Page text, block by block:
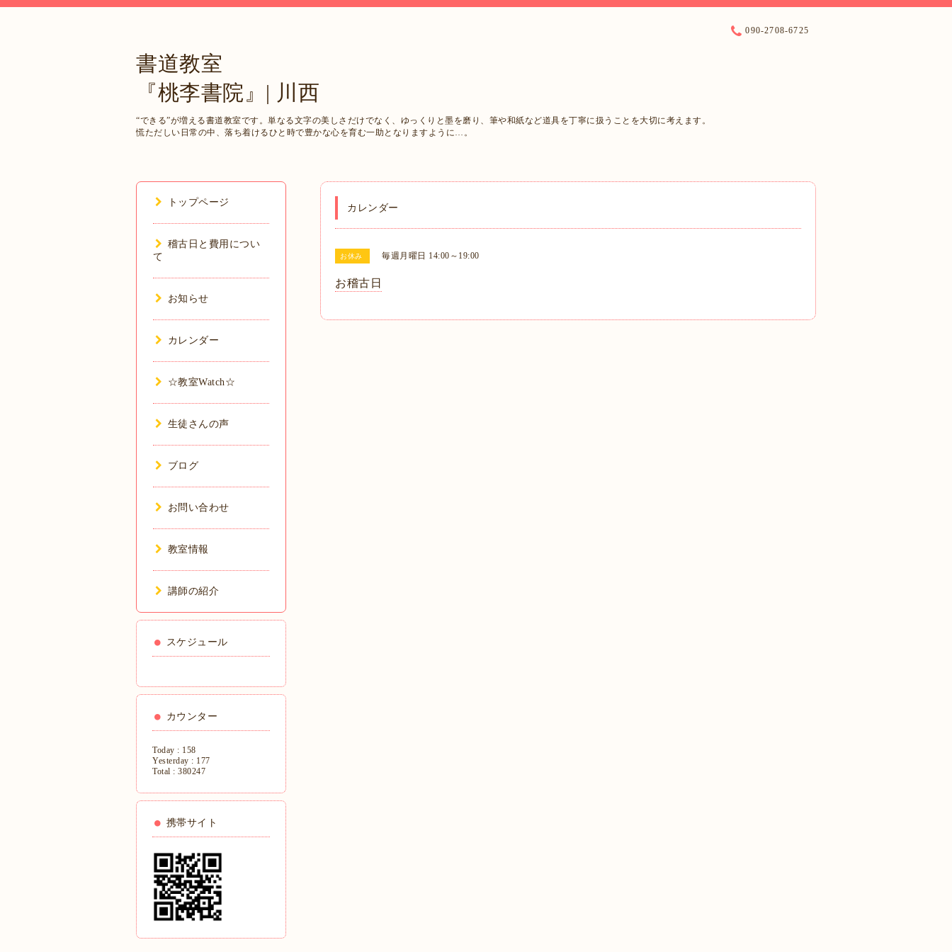
書道教室
『桃李書院』| 川西
“できる”が増える書道教室です。単なる文字の美しさだけでなく、ゆっくりと墨を磨り、筆や和紙など道具を丁寧に扱うことを大切に考えます。
慌ただしい日常の中、落ち着けるひと時で豊かな心を育む一助となりますように…。
090-2708-6725
カレンダー
お休み 毎週月曜日 14:00～19:00
お稽古日
トップページ
稽古日と費用につい
て
お知らせ
カレンダー
☆教室Watch☆
生徒さんの声
ブログ
お問い合わせ
教室情報
講師の紹介
スケジュール
カウンター
Today : 158
Yesterday : 177
Total : 380247
携帯サイト